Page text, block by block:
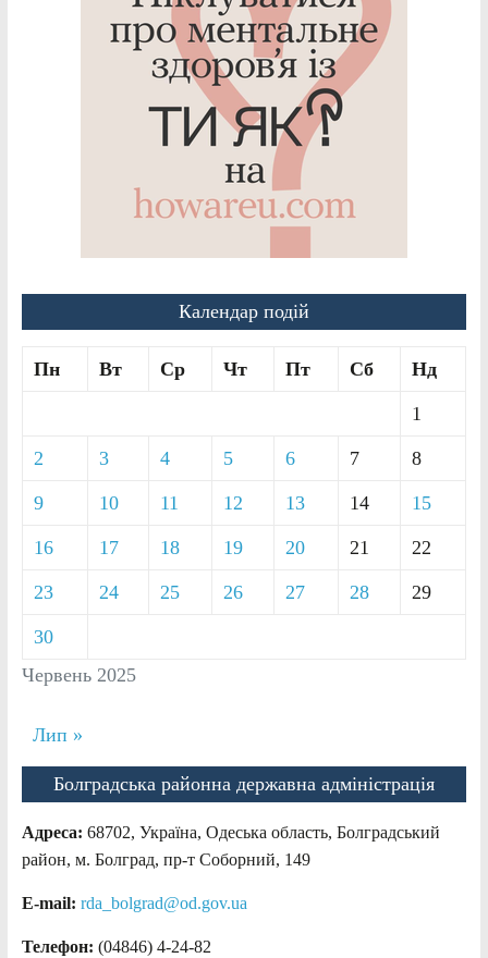
Календар подій
Червень 2025
Пн Вт Ср Чт Пт Сб Нд
1
2 3 4 5 6 7 8
9 10 11 12 13 14 15
16 17 18 19 20 21 22
23 24 25 26 27 28 29
30
Лип »
Болградська районна державна адміністрація
Адреса: 68702, Україна, Одеська область, Болградський
район, м. Болград, пр-т Соборний, 149
E-mail: rda_bolgrad@od.gov.ua
Телефон: (04846) 4-24-82